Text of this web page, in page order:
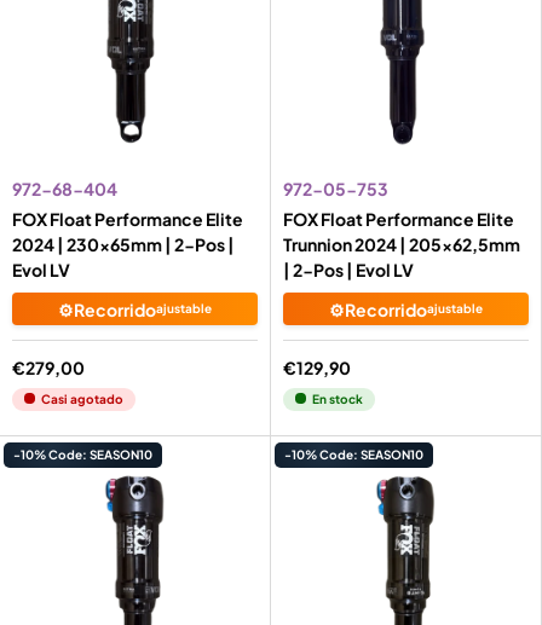
972-68-404
FOX Float Performance Elite
2024 | 230x65mm | 2-Pos |
Evol LV
⚙️Recorridoajustable
€279,00
Casi agotado
972-05-753
FOX Float Performance Elite
Trunnion 2024 | 205x62,5mm
| 2-Pos | Evol LV
⚙️Recorridoajustable
€129,90
En stock
-10% Code: SEASON10 -10% Code: SEASON10